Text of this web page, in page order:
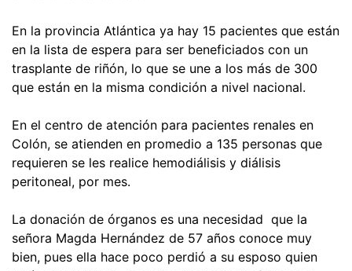
En la provincia Atlántica ya hay 15 pacientes que están
en la lista de espera para ser beneficiados con un
trasplante de riñón, lo que se une a los más de 300
que están en la misma condición a nivel nacional.
En el centro de atención para pacientes renales en
Colón, se atienden en promedio a 135 personas que
requieren se les realice hemodiálisis y diálisis
peritoneal, por mes.
La donación de órganos es una necesidad que la
señora Magda Hernández de 57 años conoce muy
bien, pues ella hace poco perdió a su esposo quien